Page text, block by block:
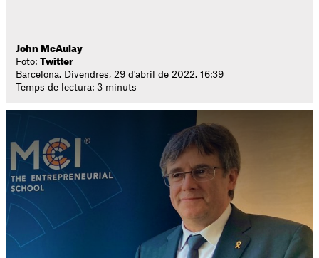
John McAulay
Foto:Twitter
Barcelona. Divendres, 29 d'abril de 2022. 16:39
Temps de lectura: 3 minuts